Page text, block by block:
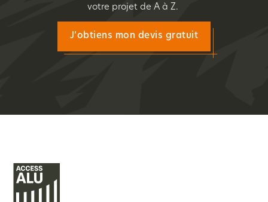
votre projet de A à Z.
J’obtiens mon devis gratuit